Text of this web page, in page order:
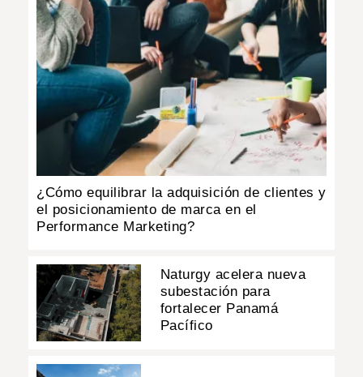
¿Cómo equilibrar la adquisición de clientes y
el posicionamiento de marca en el
Performance Marketing?
Naturgy acelera nueva
subestación para
fortalecer Panamá
Pacífico